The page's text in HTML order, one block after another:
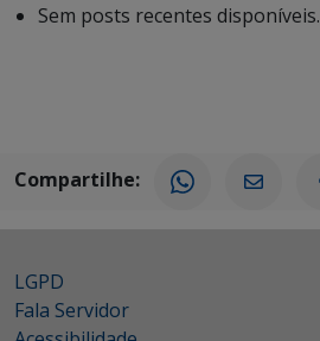
Sem posts recentes disponíveis.
Compartilhe:
LGPD
Fala Servidor